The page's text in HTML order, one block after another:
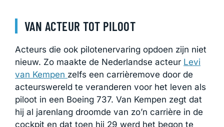
VAN ACTEUR TOT PILOOT
Acteurs die ook pilotenervaring opdoen zijn niet
nieuw. Zo maakte de Nederlandse acteur Levi
van Kempen zelfs een carrièremove door de
acteurswereld te veranderen voor het leven als
piloot in een Boeing 737. Van Kempen zegt dat
hij al jarenlang droomde van zo’n carrière in de
cockpit en dat toen hij 29 werd het begon te